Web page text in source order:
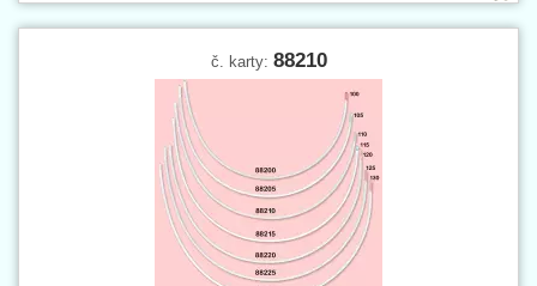
č. karty: 88210